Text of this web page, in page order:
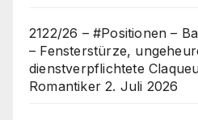
2122/26 – #Positionen –
– Fensterstürze,
dienstverpflichtete
Romantiker 2. Juli 2026